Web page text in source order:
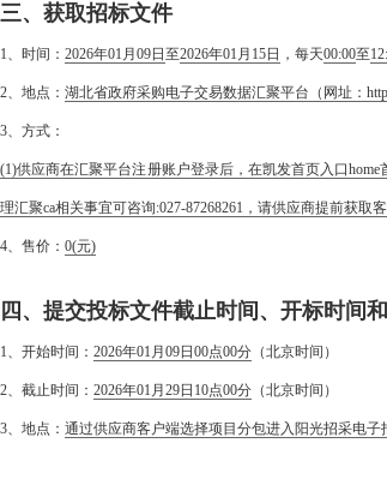
三、获取招标文件
1、时间： 2026年01月09日 至2026年01月15日 ，每天00:00至
2、地点： 湖北省政府采购电子交易数据汇聚平台（网址：
3、方式：
(1)供应商在汇聚平台注册账户登录后，在凯发首页入口
理汇聚ca相关事宜可咨询:027-87268261，请供应商提前获取
4、售价： 0(元)
四、提交投标文件截止时间、开标时间
1、开始时间： 2026年01月09日00点00分 （北京时间）
2、截止时间： 2026年01月29日10点00分 （北京时间）
3、地点： 通过供应商客户端选择项目分包进入阳光招采电子